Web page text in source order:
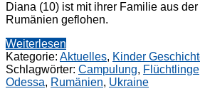
Diana (10) ist mit ihrer Familie aus
Rumänien geflohen.
Weiterlesen
Kategorie: Aktuelles, Kinder
Schlagwörter: Campulung, Flüchtlinge
Odessa, Rumänien, Ukraine